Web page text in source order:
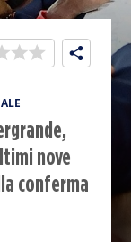
nove
conferma